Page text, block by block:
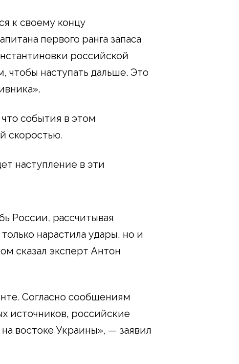
к своему концу
первого ранга запаса
российской
наступать дальше. Это
события в этом
скоростью.
наступление в эти
России, рассчитывая
нарастила удары, но и
сказал эксперт Антон
Согласно сообщениям
источников, российские
востоке Украины», — заявил